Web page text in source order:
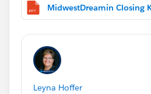
Leyna Hoffer